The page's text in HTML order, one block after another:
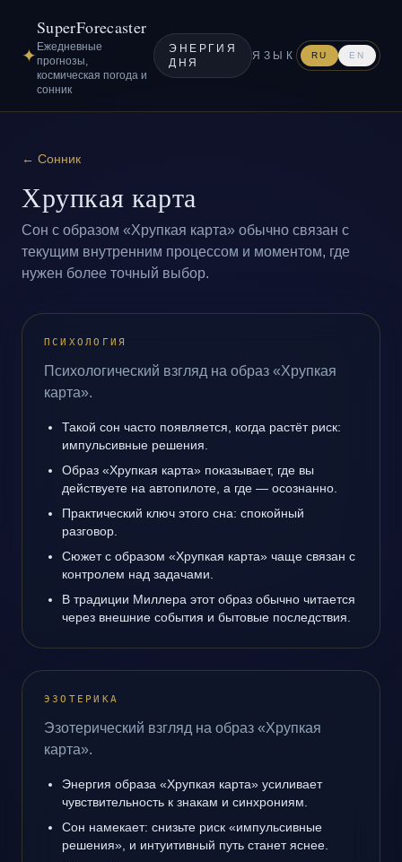
✦
SuperForecaster
Ежедневные
прогнозы,
космическая погода и
сонник
ЭНЕРГИЯ
ДНЯ
ЯЗЫК RU EN
← Сонник
Хрупкая карта
Сон с образом «Хрупкая карта» обычно связан с
текущим внутренним процессом и моментом, где
нужен более точный выбор.
ПСИХОЛОГИЯ
Психологический взгляд на образ «Хрупкая
карта».
Такой сон часто появляется, когда растёт риск:
импульсивные решения.
Образ «Хрупкая карта» показывает, где вы
действуете на автопилоте, а где — осознанно.
Практический ключ этого сна: спокойный
разговор.
Сюжет с образом «Хрупкая карта» чаще связан с
контролем над задачами.
В традиции Миллера этот образ обычно читается
через внешние события и бытовые последствия.
ЭЗОТЕРИКА
Эзотерический взгляд на образ «Хрупкая
карта».
Энергия образа «Хрупкая карта» усиливает
чувствительность к знакам и синхрониям.
Сон намекает: снизьте риск «импульсивные
решения», и интуитивный путь станет яснее.